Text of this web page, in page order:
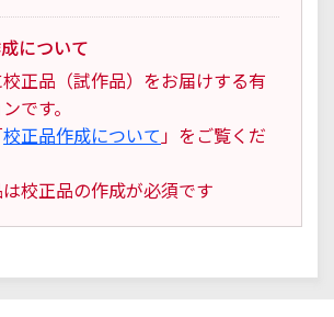
について
正品（試作品）をお届けする有
です。
校正品作成について」をご覧くだ
校正品の作成が必須です